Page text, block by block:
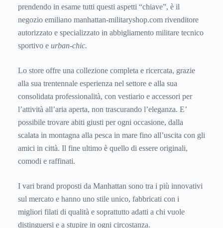
prendendo in esame tutti questi aspetti “chiave”, è il
negozio emiliano manhattan-militaryshop.com rivenditore
autorizzato e specializzato in abbigliamento militare tecnico
sportivo e urban-chic.
Lo store offre una collezione completa e ricercata, grazie
alla sua trentennale esperienza nel settore e alla sua
consolidata professionalità, con vestiario e accessori per
l’attività all’aria aperta, non trascurando l’eleganza. E’
possibile trovare abiti giusti per ogni occasione, dalla
scalata in montagna alla pesca in mare fino all’uscita con gli
amici in città. Il fine ultimo è quello di essere originali,
comodi e raffinati.
I vari brand proposti da Manhattan sono tra i più innovativi
sul mercato e hanno uno stile unico, fabbricati con i
migliori filati di qualità e soprattutto adatti a chi vuole
distinguersi e a stupire in ogni circostanza.